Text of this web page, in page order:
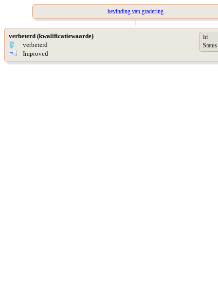
bevinding van gradering
|
verbeterd (kwalificatiewaarde)
verbeterd
Improved
Id
Status